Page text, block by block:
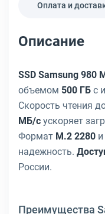
Оплата и
Описание
SSD Samsung 980
объемом 500 ГБ с
Скорость чтения
МБ/с ускоряет
Формат M.2 2280
надежность.
России.
Преимущества